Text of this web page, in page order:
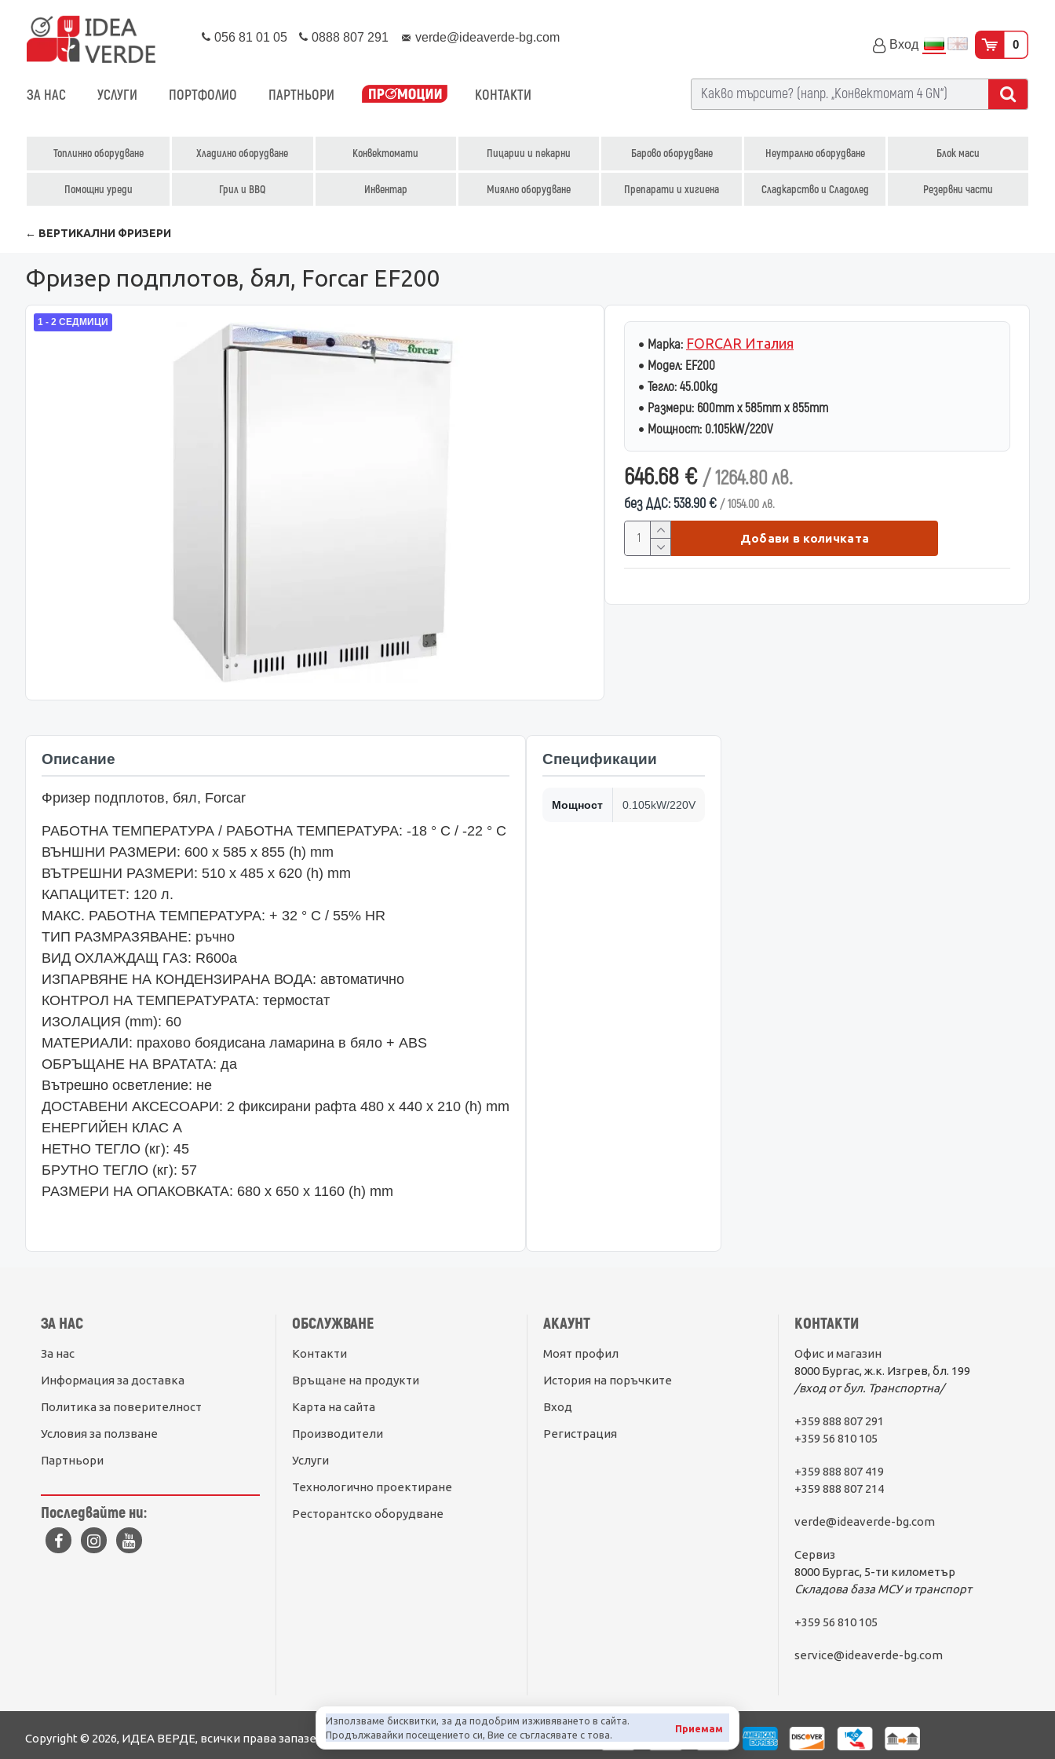
Използваме бисквитки, за да подобрим изживяването в сайта.
Продължавайки посещението си, Вие се съгласявате с това.
Приемам
056 81 01 05 0888 807 291 verde@ideaverde-bg.com
Вход 0
ЗА НАС УСЛУГИ ПОРТФОЛИО ПАРТНЬОРИ КОНТАКТИ
Топлинно оборудване Хладилно оборудване Конвектомати Пицарии и пекарни Барово оборудване Неутрално оборудване Блок маси
Помощни уреди Грил и BBQ Инвентар Миялно оборудване Препарати и хигиена Сладкарство и Сладолед Резервни части
← ВЕРТИКАЛНИ ФРИЗЕРИ
Фризер подплотов, бял, Forcar EF200
1 - 2 СЕДМИЦИ
646.68 € / 1264.80 лв.
без ДДС: 538.90 € / 1054.00 лв.
Марка: FORCAR Италия
Модел: EF200
Тегло:45.00kg
Размери: 600mm x 585mm x 855mm
Мощност: 0.105kW/220V
Добави в количката
Описание
Фризер подплотов, бял, Forcar
РАБОТНА ТЕМПЕРАТУРА / РАБОТНА ТЕМПЕРАТУРА: -18 ° C / -22 ° C
ВЪНШНИ РАЗМЕРИ: 600 x 585 x 855 (h) mm
ВЪТРЕШНИ РАЗМЕРИ: 510 x 485 x 620 (h) mm
КАПАЦИТЕТ: 120 л.
МАКС. РАБОТНА ТЕМПЕРАТУРА: + 32 ° C / 55% HR
ТИП РАЗМРАЗЯВАНЕ: ръчно
ВИД ОХЛАЖДАЩ ГАЗ: R600a
ИЗПАРВЯНЕ НА КОНДЕНЗИРАНА ВОДА: автоматично
КОНТРОЛ НА ТЕМПЕРАТУРАТА: термостат
ИЗОЛАЦИЯ (mm): 60
МАТЕРИАЛИ: прахово боядисана ламарина в бяло + ABS
ОБРЪЩАНЕ НА ВРАТАТА: да
Вътрешно осветление: не
ДОСТАВЕНИ АКСЕСОАРИ: 2 фиксирани рафта 480 x 440 x 210 (h) mm
ЕНЕРГИЙЕН КЛАС A
НЕТНО ТЕГЛО (кг): 45
БРУТНО ТЕГЛО (кг): 57
РАЗМЕРИ НА ОПАКОВКАТА: 680 x 650 x 1160 (h) mm
Спецификации
Мощност 0.105kW/220V
ЗА НАС
За нас
Информация за доставка
Политика за поверителност
Условия за ползване
Партньори
Последвайте ни:
ОБСЛУЖВАНЕ
Контакти
Връщане на продукти
Карта на сайта
Производители
Услуги
Технологично проектиране
Ресторантско оборудване
АКАУНТ
Моят профил
История на поръчките
Вход
Регистрация
КОНТАКТИ
Офис и магазин
8000 Бургас, ж.к. Изгрев, бл. 199
/вход от бул. Транспортна/
+359 888 807 291
+359 56 810 105
+359 888 807 419
+359 888 807 214
verde@ideaverde-bg.com
Сервиз
8000 Бургас, 5-ти километър
Складова база МСУ и транспорт
+359 56 810 105
service@ideaverde-bg.com
Copyright © 2026, ИДЕА ВЕРДЕ, всички права запазени Карта на сайта